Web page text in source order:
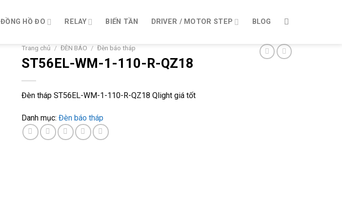
ĐỒNG HỒ ĐO RELAY BIẾN TẦN DRIVER / MOTOR STEP BLOG
Trang chủ / ĐÈN BÁO / Đèn báo tháp
ST56EL-WM-1-110-R-QZ18
Đèn tháp ST56EL-WM-1-110-R-QZ18 Qlight giá tốt
Danh mục: Đèn báo tháp